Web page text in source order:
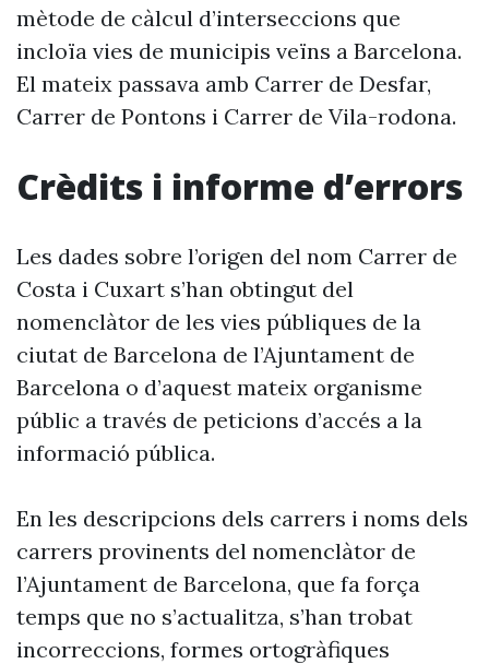
mètode de càlcul d’interseccions que
incloïa vies de municipis veïns a Barcelona.
El mateix passava amb Carrer de Desfar,
Carrer de Pontons i Carrer de Vila-rodona.
Crèdits i informe d’errors
Les dades sobre l’origen del nom Carrer de
Costa i Cuxart s’han obtingut del
nomenclàtor de les vies públiques de la
ciutat de Barcelona de l’Ajuntament de
Barcelona o d’aquest mateix organisme
públic a través de peticions d’accés a la
informació pública.
En les descripcions dels carrers i noms dels
carrers provinents del nomenclàtor de
l’Ajuntament de Barcelona, que fa força
temps que no s’actualitza, s’han trobat
incorreccions, formes ortogràfiques